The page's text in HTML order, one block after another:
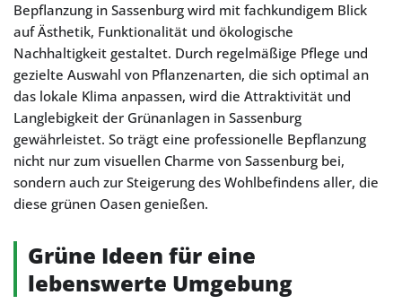
Bepflanzung in Sassenburg wird mit fachkundigem Blick
auf Ästhetik, Funktionalität und ökologische
Nachhaltigkeit gestaltet. Durch regelmäßige Pflege und
gezielte Auswahl von Pflanzenarten, die sich optimal an
das lokale Klima anpassen, wird die Attraktivität und
Langlebigkeit der Grünanlagen in Sassenburg
gewährleistet. So trägt eine professionelle Bepflanzung
nicht nur zum visuellen Charme von Sassenburg bei,
sondern auch zur Steigerung des Wohlbefindens aller, die
diese grünen Oasen genießen.
Grüne Ideen für eine
lebenswerte Umgebung